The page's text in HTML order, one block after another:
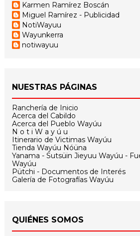
Karmen Ramírez Boscán
Miguel Ramírez - Publicidad
NotiWayuu
Wayunkerra
notiwayuu
NUESTRAS PÁGINAS
Ranchería de Inicio
Acerca del Cabildo
Acerca del Pueblo Wayúu
N o t i W a y ú u
Itinerario de Victimas Wayúu
Tienda Wayúu Nóüna
Yanama - Sutsüin Jieyuu Wayúu -
Wayúu
Pütchi - Documentos de Interés
Galería de Fotografías Wayúu
QUIÉNES SOMOS